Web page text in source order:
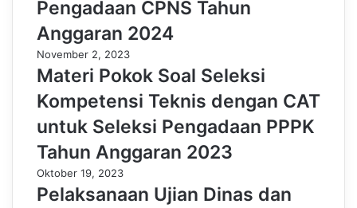
Pengadaan CPNS Tahun
Anggaran 2024
November 2, 2023
Materi Pokok Soal Seleksi
Kompetensi Teknis dengan CAT
untuk Seleksi Pengadaan PPPK
Tahun Anggaran 2023
Oktober 19, 2023
Pelaksanaan Ujian Dinas dan